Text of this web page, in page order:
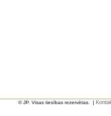
© JP. Visas tiesības rezervētas. |